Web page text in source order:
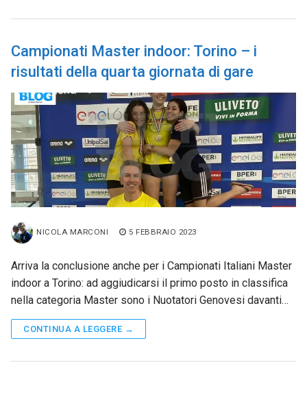
Campionati Master indoor: Torino – i
risultati della quarta giornata di gare
NICOLA MARCONI 5 FEBBRAIO 2023
Arriva la conclusione anche per i Campionati Italiani Master
indoor a Torino: ad aggiudicarsi il primo posto in classifica
nella categoria Master sono i Nuotatori Genovesi davanti…
CONTINUA A LEGGERE →